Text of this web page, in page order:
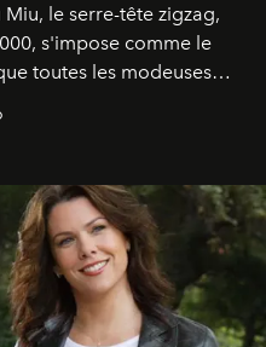
le serre-tête zigzag,
s'impose comme le
toutes les modeuses